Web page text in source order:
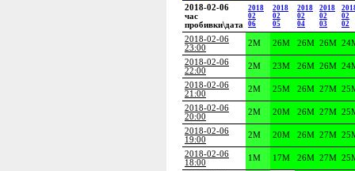
2018-02-06
час
пробивки\дата
2018
02
06
2018
02
05
2018
02
04
2018
02
03
02
02
2018-02-06
23:00
2M 26M 26M 26M
2018-02-06
22:00
2M 23M 26M 26M
2018-02-06
21:00
2M 25M 26M 27M
2018-02-06
20:00
2M 20M 26M 27M
2018-02-06
19:00
2M 20M 26M 27M
2018-02-06
18:00
1M 17M 26M 27M